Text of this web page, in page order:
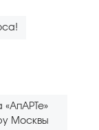
«АпАРТе»
Москвы